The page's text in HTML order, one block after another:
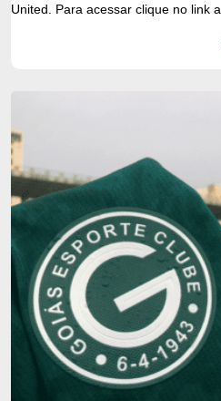
United. Para acessar clique no link a